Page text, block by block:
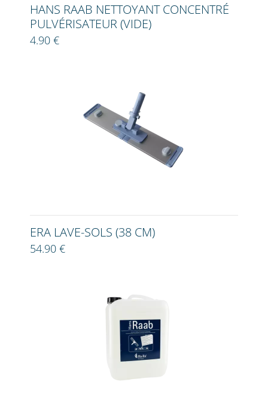
HANS RAAB NETTOYANT CONCENTRÉ
PULVÉRISATEUR (VIDE)
4.90 €
ERA LAVE-SOLS (38 CM)
54.90 €